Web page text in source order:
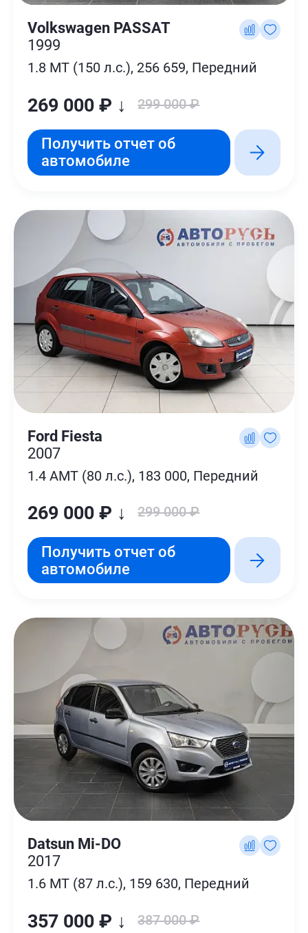
Volkswagen PASSAT
1999
1.8 MT (150 л.с.), 256 659, Передний
269 000 ₽ ↓ 299 000 ₽
Получить отчет об
автомобиле
Ford Fiesta
2007
1.4 AMT (80 л.с.), 183 000, Передний
269 000 ₽ ↓ 299 000 ₽
Получить отчет об
автомобиле
Datsun Mi-DO
2017
1.6 MT (87 л.с.), 159 630, Передний
357 000 ₽ ↓ 387 000 ₽